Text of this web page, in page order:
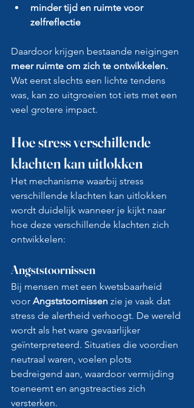
minder tijd en ruimte voor
zelfreflectie
Daardoor krijgen bestaande neigingen
meer ruimte om zich te ontwikkelen.
Wat eerst slechts een lichte tendens
was, kan zo uitgroeien tot iets met een
veel grotere impact.
Hoe stress verschillende
klachten kan uitlokken
Het mechanisme waarbij stress
verschillende klachten kan uitlokken
wordt duidelijk wanneer je kijkt naar
hoe deze verschillende klachten zich
ontwikkelen:
Angststoornissen
Bij mensen met een kwetsbaarheid
voor Angststoornissen zie je vaak dat
stress de alertheid verhoogt. De wereld
wordt als het ware gevaarlijker
geïnterpreteerd. Situaties die voordien
neutraal waren, voelen plots
bedreigend aan, waardoor vermijding
toeneemt en angstreacties zich
versterken.